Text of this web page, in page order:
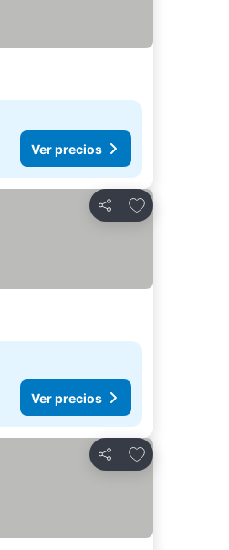
Ver precios
Compartir
Agregar a
Ver precios
Compartir
Agregar a